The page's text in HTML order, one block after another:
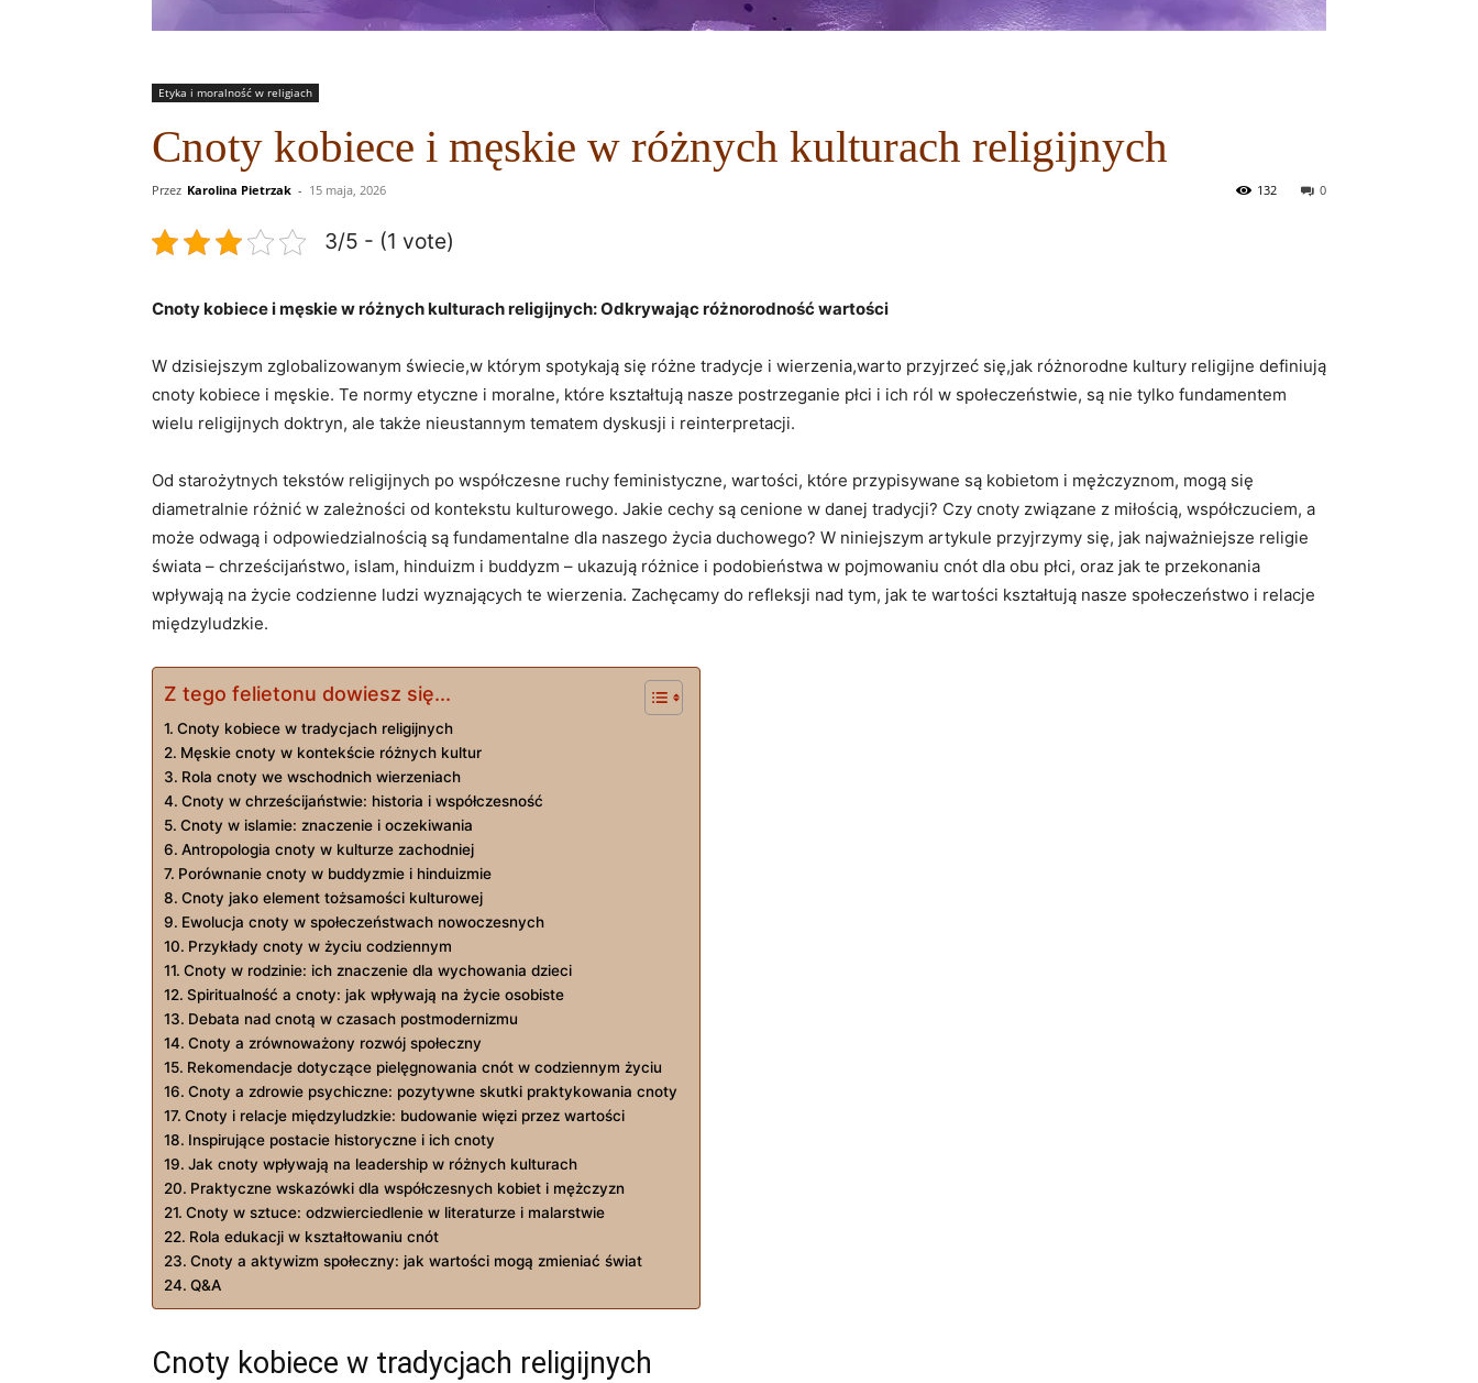
Etyka i moralność w religiach
Cnoty kobiece i męskie w różnych kulturach religijnych
Przez Karolina Pietrzak - 15 maja, 2026 0
132
3/5 - (1 vote)
Cnoty kobiece i ‌męskie w różnych kulturach religijnych: Odkrywając różnorodność wartości
W dzisiejszym zglobalizowanym ⁢świecie,w ⁣którym spotykają ‍się różne tradycje i ⁢wierzenia,warto przyjrzeć się,jak różnorodne kultury religijne definiują
cnoty ⁣kobiece i męskie. Te normy etyczne i moralne, które kształtują nasze postrzeganie płci i ich ról w społeczeństwie,⁢ są⁣ nie tylko fundamentem
wielu religijnych doktryn, ale także nieustannym tematem dyskusji ⁣i reinterpretacji.
Od starożytnych tekstów religijnych po współczesne ruchy feministyczne, wartości, które przypisywane są kobietom ⁣i mężczyznom, mogą się
diametralnie różnić w zależności od kontekstu kulturowego. Jakie cechy są cenione w danej tradycji?⁣ Czy cnoty związane z miłością, ‌współczuciem,​ a
‍może odwagą i odpowiedzialnością są fundamentalne dla naszego życia duchowego? ‍W niniejszym artykule przyjrzymy się, jak najważniejsze religie
świata – chrześcijaństwo, ⁢islam, hinduizm i buddyzm ​– ukazują różnice i podobieństwa w pojmowaniu cnót dla obu płci, oraz‌ jak te przekonania
wpływają na życie codzienne ludzi wyznających te wierzenia.⁢ Zachęcamy do‌ refleksji nad tym, jak te wartości kształtują nasze ⁢społeczeństwo i relacje
międzyludzkie.
Z tego felietonu dowiesz się...
Cnoty kobiece w⁣ tradycjach religijnych
Męskie cnoty w kontekście różnych kultur
Rola cnoty we wschodnich wierzeniach
Cnoty w chrześcijaństwie: historia i współczesność
Cnoty w islamie:⁢ znaczenie i oczekiwania
Antropologia cnoty​ w kulturze zachodniej
Porównanie cnoty w buddyzmie i hinduizmie
Cnoty jako element tożsamości kulturowej
Ewolucja cnoty w‍ społeczeństwach nowoczesnych
Przykłady cnoty w życiu codziennym
Cnoty w rodzinie: ich znaczenie dla wychowania dzieci
Spiritualność ⁢a cnoty: jak wpływają na życie osobiste
Debata​ nad cnotą w czasach postmodernizmu
Cnoty a zrównoważony rozwój społeczny
Rekomendacje dotyczące pielęgnowania cnót w‌ codziennym ⁣życiu
Cnoty a zdrowie psychiczne: pozytywne skutki praktykowania cnoty
Cnoty‌ i relacje międzyludzkie: ⁤budowanie więzi przez wartości
Inspirujące postacie‌ historyczne i ich cnoty
Jak cnoty wpływają na leadership w różnych kulturach
Praktyczne wskazówki dla współczesnych kobiet i mężczyzn
Cnoty w sztuce: odzwierciedlenie w ⁢literaturze i malarstwie
Rola edukacji⁢ w kształtowaniu cnót
Cnoty a aktywizm społeczny:‍ jak​ wartości mogą zmieniać świat
Q&A
Cnoty kobiece w⁣ tradycjach religijnych